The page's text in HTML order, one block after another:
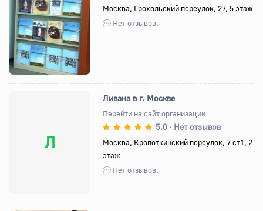
Назад Вперед
Москва, Грохольский переулок, 27, 5 этаж
Нет отзывов.
Л
Ливана в г. Москве
Перейти на сайт организации
5.0 • Нет отзывов
Москва, Кропоткинский переулок, 7 ст1, 2
этаж
Нет отзывов.